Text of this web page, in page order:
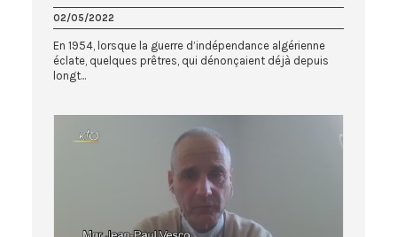
02/05/2022
En 1954, lorsque la guerre d’indépendance algérienne
éclate, quelques prêtres, qui dénonçaient déjà depuis
longt...